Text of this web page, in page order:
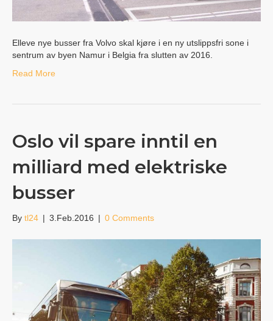
Elleve nye busser fra Volvo skal kjøre i en ny utslippsfri sone i
sentrum av byen Namur i Belgia fra slutten av 2016.
Read More
Oslo vil spare inntil en
milliard med elektriske
busser
By tl24 | 3.Feb.2016 | 0 Comments